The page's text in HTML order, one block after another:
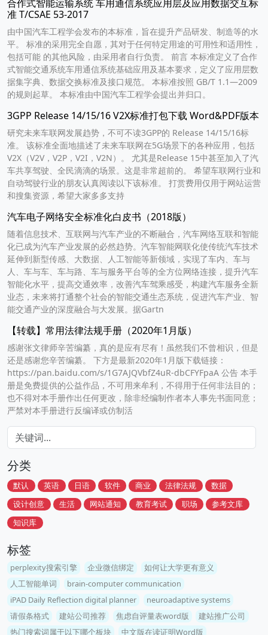
合作式智能运输系统 车用通信系统应用层及应用数据交互标
准 T/CSAE 53-2017
由中国汽车工程学会发布的本标准，旨在提升产品研发、制造等的水
平。 标准的采用完全自愿，其对于任何特定用途的可用性和适用性，
包括可能 的其他风险，由采用者自行负责。 前言 本标准定义了合作
式智能交通系统车用通信系统基础应用及基本要求，定义了应用层数
据集字典、数据交换标准及接口规范。 本标准按照 GB/T 1.1—2009
的规则起草。 本标准由中国汽车工程学会提出并归口。
3GPP Release 14/15/16 V2X标准打包下载 Word&PDF版本
研究未来车联网发展趋势，不可不读3GPP的 Release 14/15/16标
准。 该标准全面地描述了未来车联网在5G场景下的各种应用，包括
V2X（V2V，V2P，V2I，V2N）。 尤其是Release 15中甚至加入了汽
车共享驾驶、全民滴滴的场景。这是非常超前的。 希望车联网行业和
自动驾驶行业的朋友认真阅读以下该标准。 打赏费用仅用于网站运营
和搜集资源，希望大家多多支持
汽车电子网络安全标准化白皮书（2018版）
随着信息技术、互联网与汽车产业的不断融合，汽车网络互联和智能
化已成为汽车产业发展的必然趋势。汽车智能网联化使传统汽车技术
延伸到新型传感、大数据、人工智能等新领域，实现了车内、车与
人、车与车、车与路、车与服务平台等的全方位网络连接，提升汽车
智能化水平，提高交通效率，改善汽车驾乘感受，构建汽车服务全新
业态，未来将打通整个社会的智能交通生态系统，促进汽车产业、智
能交通产业的深度融合与大发展。据Gartn
【转载】常用法律法规手册（2020年1月版）
感谢张文律师辛苦编纂，真的是应有尽有！虽然我们不曾相识，但是
还是感谢您辛苦编纂。 下方是最新2020年1月版下载链接：
https://pan.baidu.com/s/1G7AJQVbfZ4uR-dbCFYFpaA 公告 本手
册是免费提供的公益作品，不可用来牟利，不得用于任何非法目的；
也不得对本手册作出任何更改，除非经编制作者本人事先书面同意；
严禁对本手册进行反编译或仿制活
分类
默认 英语 日语 软件 商业 法律法规
数据
设计创意
生活 网站通知 教育考试 职场
参考文库
知识库
标签
perplexity搜索引擎 企业微信绑定
如何让大学更有意义
人工智能单词
brain-computer communication
iPAD Daily Reflection digital planner
neuroadaptive systems
请假条格式
建站公司推荐 焦虑自评量表word版
建站推广公司
热门搜索词属于以下哪个板块
中文版在读证明Word版